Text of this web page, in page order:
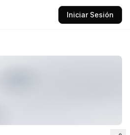
Iniciar Sesión